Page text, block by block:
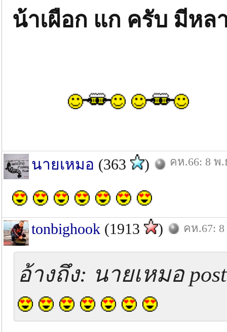
น้าเผือก แก ครับ มีหล
นายเหมอ (363 ) คห.66: 8 พ.
tonbighook (1913 ) คห.67:
อ้างถึง: นายเหมอ